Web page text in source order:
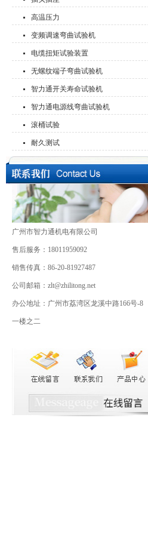
高温压力
变频调速弯曲试验机
电缆扭矩试验装置
无螺纹端子弯曲试验机
智力通开关寿命试验机
智力通电源线弯曲试验机
滚桶试验
耐久测试
广州市智力通机电有限公司
售后服务：18011959092
销售传真：86-20-81927487
公司邮箱：zlt@zhilitong.net
办公地址：广州市荔湾区龙溪中路166号-8
一楼之二